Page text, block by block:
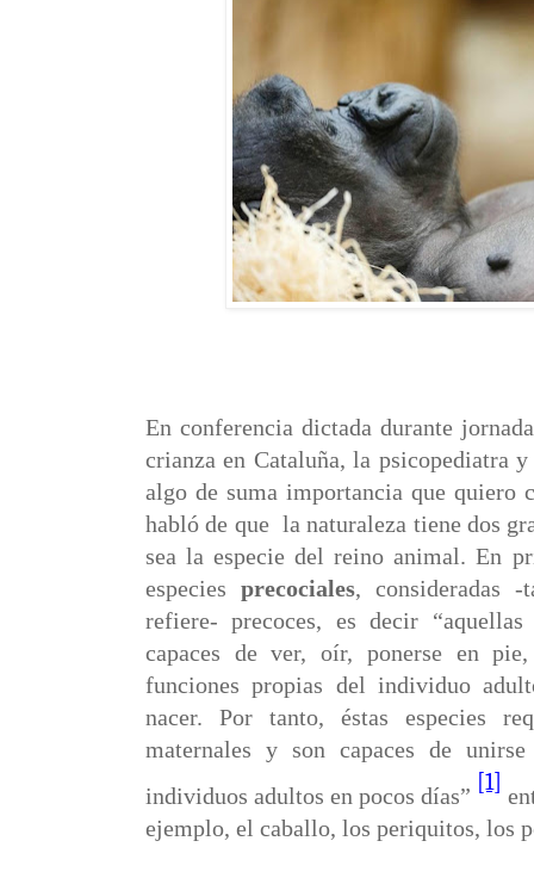
En conferencia dictada durante
crianza en Cataluña, la psicopediatra
algo de suma importancia que quiero
habló de que la naturaleza tiene dos
sea la especie del reino animal. En
especies precociales, consideradas
refiere- precoces, es decir
capaces de ver, oír, ponerse en
funciones propias del individuo
nacer. Por tanto, éstas especies
maternales y son capaces de
individuos adultos en pocos días”
[1]
ejemplo, el caballo, los periquitos, los